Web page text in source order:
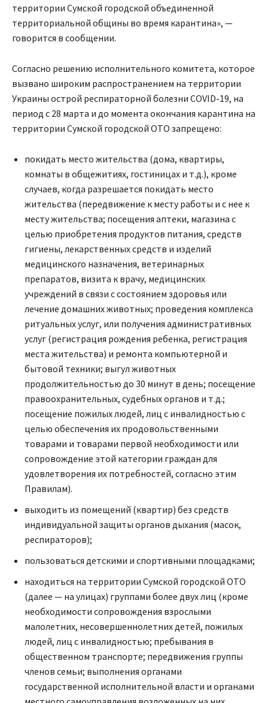
территории Сумской городской объединенной
территориальной общины во время карантина», —
говорится в сообщении.
Согласно решению исполнительного комитета, которое
вызвано широким распространением на территории
Украины острой респираторной болезни COVID-19, на
период с 28 марта и до момента окончания карантина на
территории Сумской городской ОТО запрещено:
покидать место жительства (дома, квартиры,
комнаты в общежитиях, гостиницах и т.д.), кроме
случаев, когда разрешается покидать место
жительства (передвижение к месту работы и с нее к
месту жительства; посещения аптеки, магазина с
целью приобретения продуктов питания, средств
гигиены, лекарственных средств и изделий
медицинского назначения, ветеринарных
препаратов, визита к врачу, медицинских
учреждений в связи с состоянием здоровья или
лечение домашних животных; проведения комплекса
ритуальных услуг, или получения административных
услуг (регистрация рождения ребенка, регистрация
места жительства) и ремонта компьютерной и
бытовой техники; выгул животных
продолжительностью до 30 минут в день; посещение
правоохранительных, судебных органов и т.д.;
посещение пожилых людей, лиц с инвалидностью с
целью обеспечения их продовольственными
товарами и товарами первой необходимости или
сопровождение этой категории граждан для
удовлетворения их потребностей, согласно этим
Правилам).
выходить из помещений (квартир) без средств
индивидуальной защиты органов дыхания (масок,
респираторов);
пользоваться детскими и спортивными площадками;
находиться на территории Сумской городской ОТО
(далее — на улицах) группами более двух лиц (кроме
необходимости сопровождения взрослыми
малолетних, несовершеннолетних детей, пожилых
людей, лиц с инвалидностью; пребывания в
общественном транспорте; передвижения группы
членов семьи; выполнения органами
государственной исполнительной власти и органами